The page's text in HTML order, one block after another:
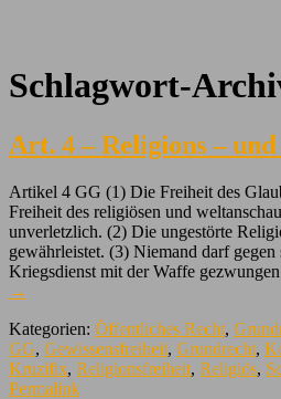
Schlagwort-
Art. 4 – Religions –
Artikel 4 GG (1) Die Freiheit des
Freiheit des religiösen und
unverletzlich. (2) Die ungestörte
gewährleistet. (3) Niemand darf
Kriegsdienst mit der Waffe
→
Kategorien: Öffentliches Recht,
GG, Gewissensfreiheit, Grundrecht,
Kruzifix, Religionsfreiheit, Religiös,
Permalink